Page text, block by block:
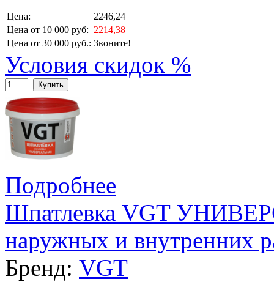
Цена:
2246,24
Цена от 10 000 руб: 2214,38
Цена от 30 000 руб.: Звоните!
Условия скидок %
Купить
Подробнее
Шпатлевка VGT
наружных и внутренних
Бренд: VGT